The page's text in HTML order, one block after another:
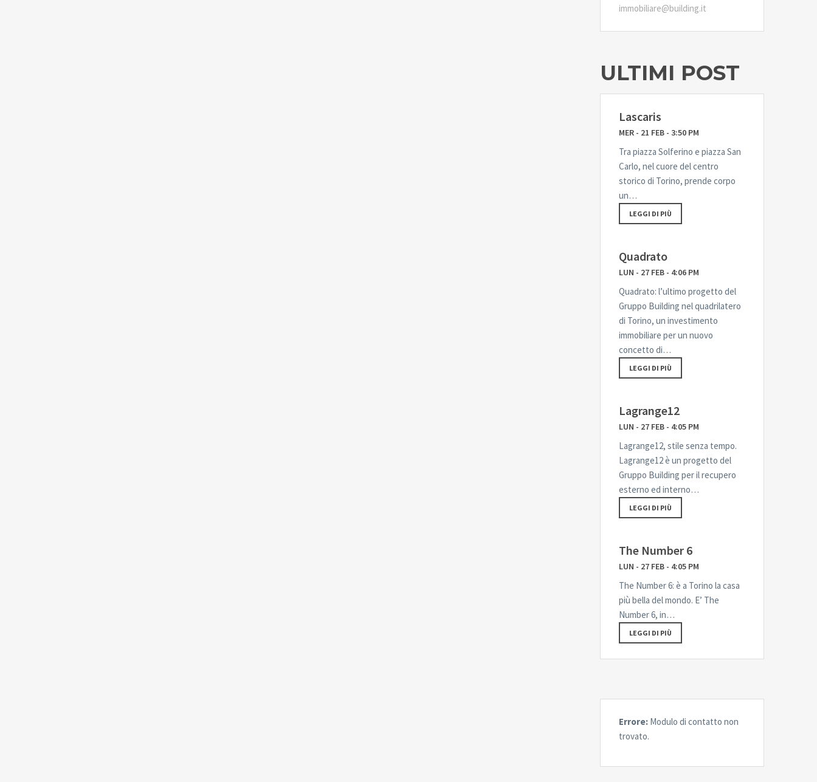
immobiliare@building.it
ULTIMI POST
Lascaris
MER - 21 FEB - 3:50 PM
Tra piazza Solferino e piazza San
Carlo, nel cuore del centro
storico di Torino, prende corpo
un…
LEGGI DI PIÙ
Quadrato
LUN - 27 FEB - 4:06 PM
Quadrato: l’ultimo progetto del
Gruppo Building nel quadrilatero
di Torino, un investimento
immobiliare per un nuovo
concetto di…
LEGGI DI PIÙ
Lagrange12
LUN - 27 FEB - 4:05 PM
Lagrange12, stile senza tempo.
Lagrange12 è un progetto del
Gruppo Building per il recupero
esterno ed interno…
LEGGI DI PIÙ
The Number 6
LUN - 27 FEB - 4:05 PM
The Number 6: è a Torino la casa
più bella del mondo. E’ The
Number 6, in…
LEGGI DI PIÙ
Errore: Modulo di contatto non
trovato.